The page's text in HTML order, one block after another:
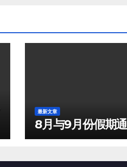
最新文章
8月与9月份假期